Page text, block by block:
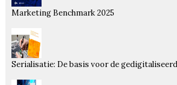
Marketing Benchmark 2025
Serialisatie: De basis voor de